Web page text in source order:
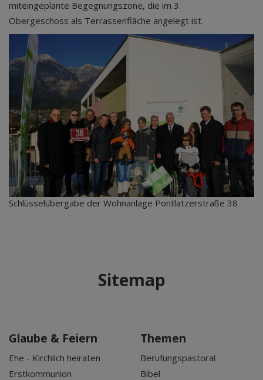
miteingeplante Begegnungszone, die im 3.
Obergeschoss als Terrassenfläche angelegt ist.
Schlüsselübergabe der Wohnanlage Pontlatzerstraße 38
Sitemap
Glaube & Feiern
Ehe - Kirchlich heiraten
Erstkommunion
Themen
Berufungspastoral
Bibel